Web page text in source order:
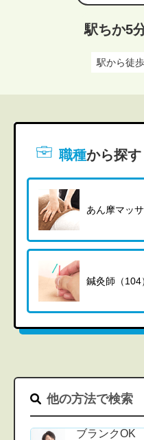
駅ちか5
駅から徒
職種から探す
あん摩マッ
鍼灸師（104
他の方法で検索
ブランクOK